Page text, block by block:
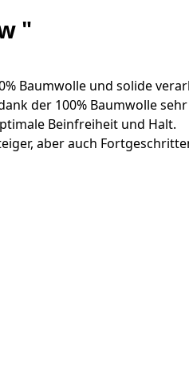
"
Baumwolle und solide
der 100% Baumwolle
Beinfreiheit und Halt.
aber auch